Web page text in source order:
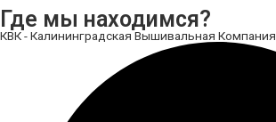
Где мы находимся?
КВК - Калининградская Вышивальная Компания